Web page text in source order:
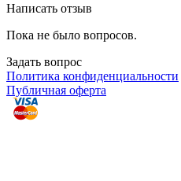
Написать отзыв
Пока не было вопросов.
Задать вопрос
Политика конфиденциальности
Публичная оферта